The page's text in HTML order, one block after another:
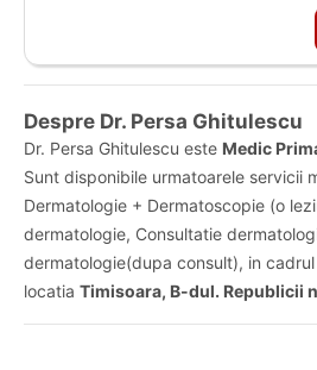
Despre Dr. Persa Ghitulescu
Dr. Persa Ghitulescu este Medic
Sunt disponibile urmatoarele servicii
Dermatologie + Dermatoscopie (o
dermatologie, Consultatie
dermatologie(dupa consult), in cadrul
locatia Timisoara, B-dul. Republicii